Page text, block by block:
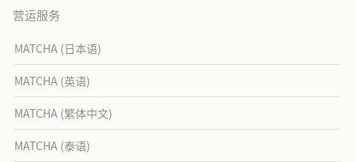
营运服务
MATCHA (日本语)
MATCHA (英语)
MATCHA (繁体中文)
MATCHA (泰语)